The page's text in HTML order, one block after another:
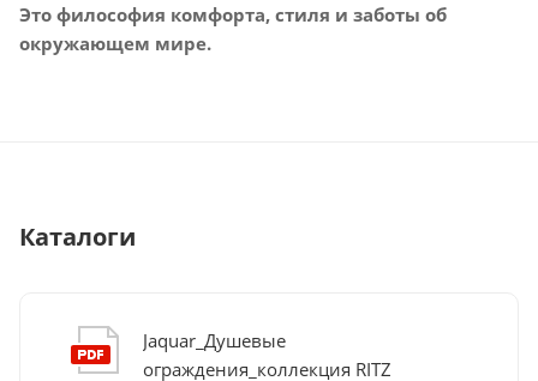
Это философия комфорта, стиля и заботы об
окружающем мире.
Каталоги
Jaquar_Душевые
ограждения_коллекция RITZ